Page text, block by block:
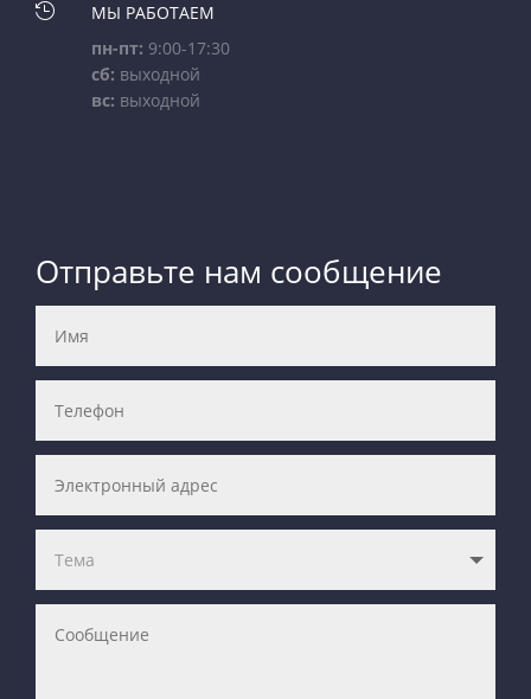

МЫ РАБОТАЕМ
пн-пт: 9:00-17:30
сб: выходной
вс: выходной
Отправьте нам сообщение